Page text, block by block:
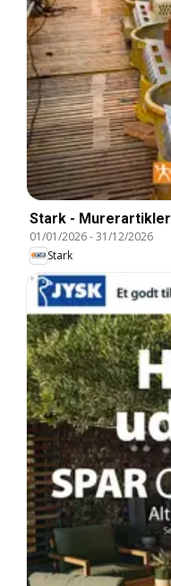
Stark - Murerartikler
01/01/2026-31/12/2026
Stark